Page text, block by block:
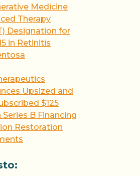
Medicine
Therapy
Designation for
in Retinitis
Upsized and
$125
Series B Financing
Restoration